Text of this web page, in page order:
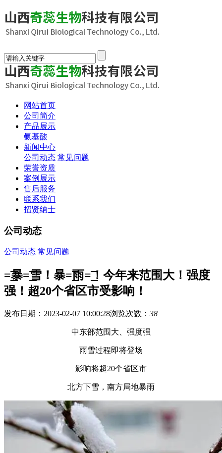
网站首页
公司简介
产品展示
氨基酸
新闻中心
公司动态 常见问题
荣誉资质
案例展示
售后服务
联系我们
招贤纳士
公司动态
公司动态 常见问题
=͟͟͞͞暴=͟͟͞͞雪！暴=͟͟͞͞雨=͟͟͞͞！今年来范围大！强度
强！超20个省区市受影响！
发布日期：2023-02-07 10:00:28浏览次数： 38
中东部范围大、强度强
雨雪过程即将登场
影响将超20个省区市
北方下雪，南方局地暴雨